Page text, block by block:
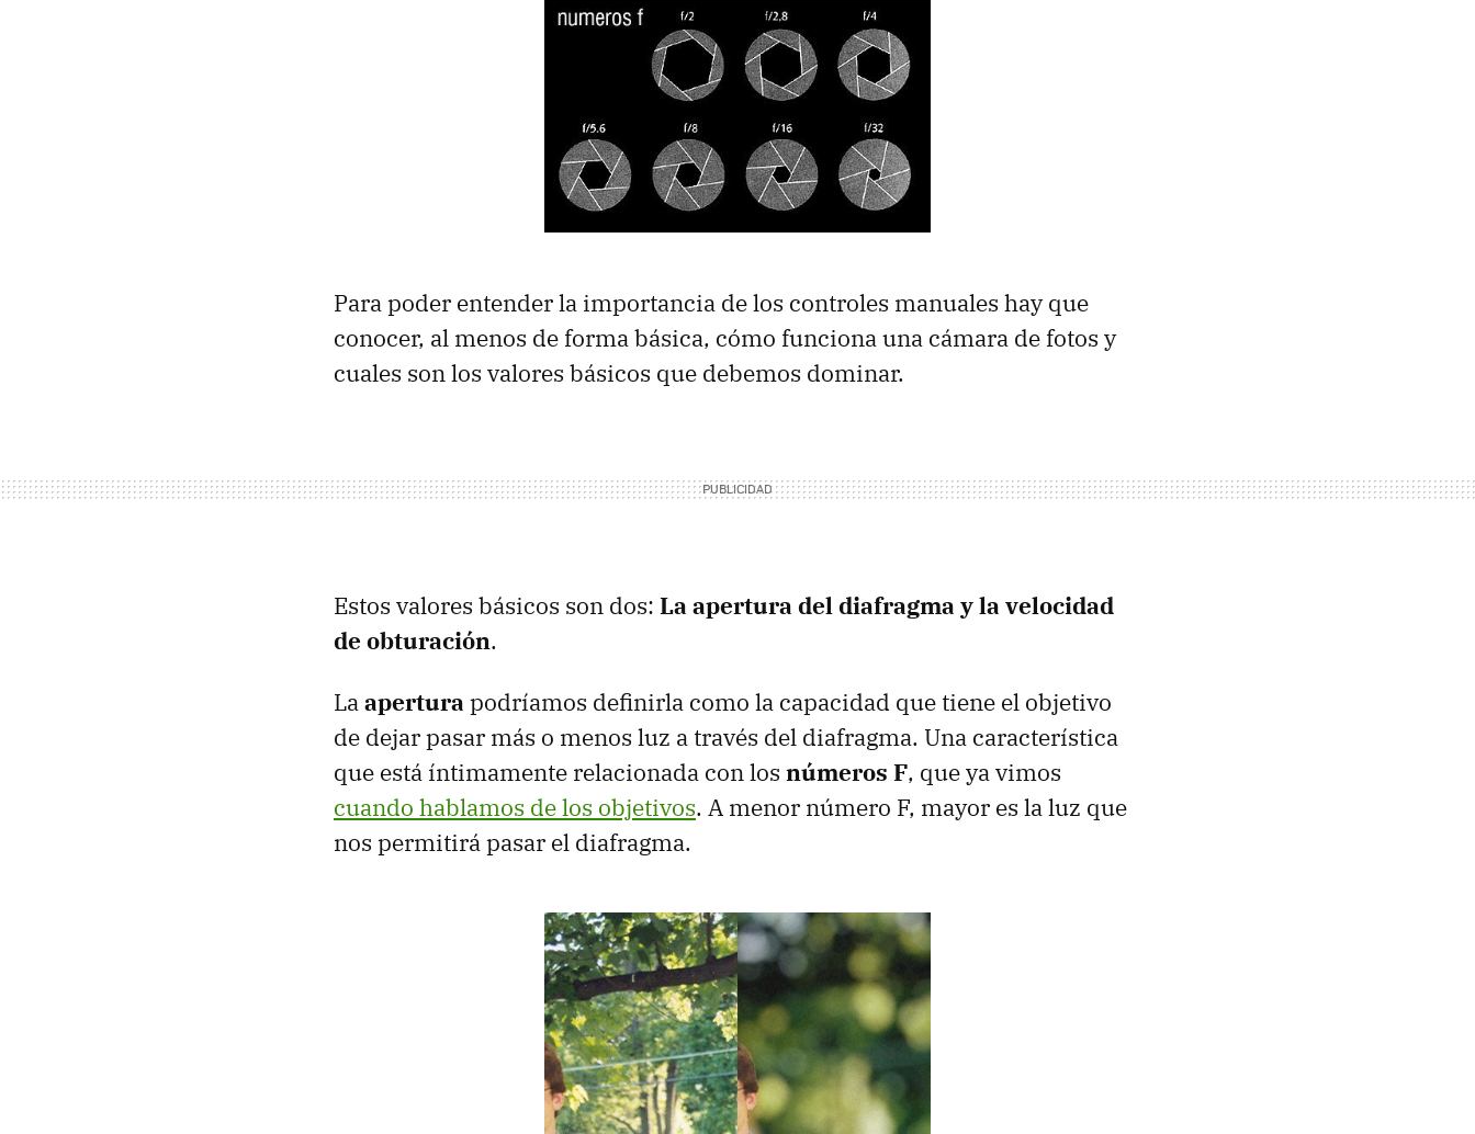
Para poder entender la importancia de los controles manuales hay que
conocer, al menos de forma básica, cómo funciona una cámara de fotos y
cuales son los valores básicos que debemos dominar.
Estos valores básicos son dos: La apertura del diafragma y la velocidad
de obturación.
Laapertura podríamos definirla como la capacidad que tiene el objetivo
de dejar pasar más o menos luz a través del diafragma. Una característica
que está íntimamente relacionada con los números F, que ya vimos
cuando hablamos de los objetivos. A menor número F, mayor es la luz que
nos permitirá pasar el diafragma.